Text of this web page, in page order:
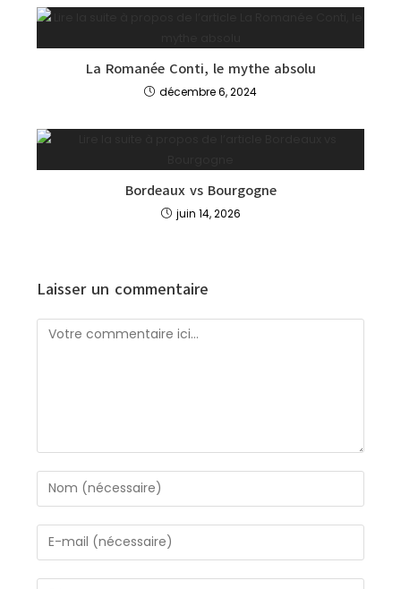
La Romanée Conti, le mythe absolu
décembre 6, 2024
Bordeaux vs Bourgogne
juin 14, 2026
Laisser un commentaire